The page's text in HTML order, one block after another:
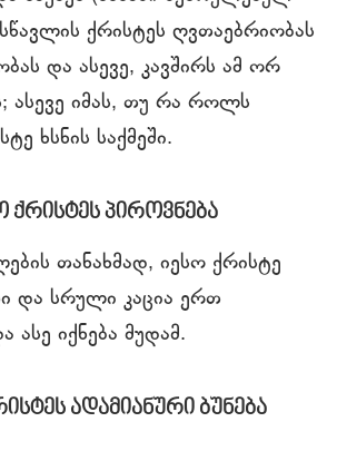
ქრისტეს ღვთაებრიობას
და ასევე, კავშირს ამ ორ
ასევე იმას, თუ რა როლს
ხსნის საქმეში.
ქრისტეს პიროვნება
თანახმად, იესო ქრისტე
და სრული კაცია ერთ
ასე იქნება მუდამ.
ადამიანური ბუნება